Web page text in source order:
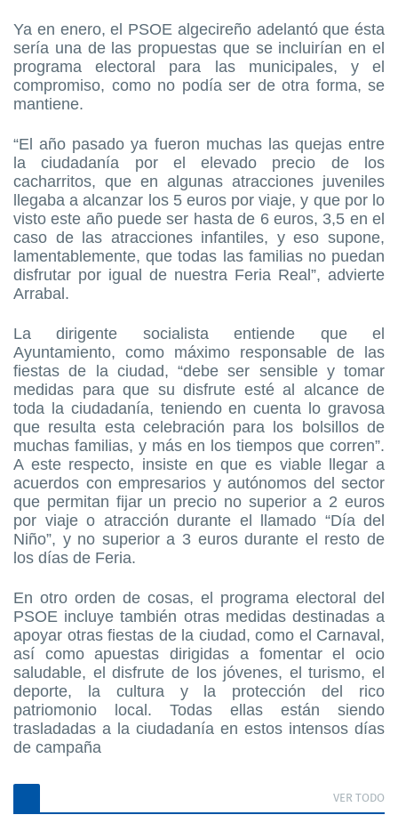
Ya en enero, el PSOE algecireño adelantó que ésta
sería una de las propuestas que se incluirían en el
programa electoral para las municipales, y el
compromiso, como no podía ser de otra forma, se
mantiene.
“El año pasado ya fueron muchas las quejas entre
la ciudadanía por el elevado precio de los
cacharritos, que en algunas atracciones juveniles
llegaba a alcanzar los 5 euros por viaje, y que por lo
visto este año puede ser hasta de 6 euros, 3,5 en el
caso de las atracciones infantiles, y eso supone,
lamentablemente, que todas las familias no puedan
disfrutar por igual de nuestra Feria Real”, advierte
Arrabal.
La dirigente socialista entiende que el
Ayuntamiento, como máximo responsable de las
fiestas de la ciudad, “debe ser sensible y tomar
medidas para que su disfrute esté al alcance de
toda la ciudadanía, teniendo en cuenta lo gravosa
que resulta esta celebración para los bolsillos de
muchas familias, y más en los tiempos que corren”.
A este respecto, insiste en que es viable llegar a
acuerdos con empresarios y autónomos del sector
que permitan fijar un precio no superior a 2 euros
por viaje o atracción durante el llamado “Día del
Niño”, y no superior a 3 euros durante el resto de
los días de Feria.
En otro orden de cosas, el programa electoral del
PSOE incluye también otras medidas destinadas a
apoyar otras fiestas de la ciudad, como el Carnaval,
así como apuestas dirigidas a fomentar el ocio
saludable, el disfrute de los jóvenes, el turismo, el
deporte, la cultura y la protección del rico
patriomonio local. Todas ellas están siendo
trasladadas a la ciudadanía en estos intensos días
de campaña
VER TODO